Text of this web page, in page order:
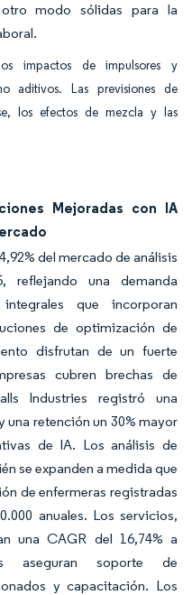
modo sólidas para la
impactos de impulsores y
aditivos. Las previsiones de
los efectos de mezcla y las
Mejoradas con IA
del mercado de análisis
una demanda
que incorporan
de optimización de
disfrutan de un fuerte
cubren brechas de
Industries registró una
una retención un 30% mayor
de IA. Los análisis de
se expanden a medida que
de enfermeras registradas
anuales. Los servicios,
una CAGR del 16,74% a
aseguran soporte de
y capacitación. Los